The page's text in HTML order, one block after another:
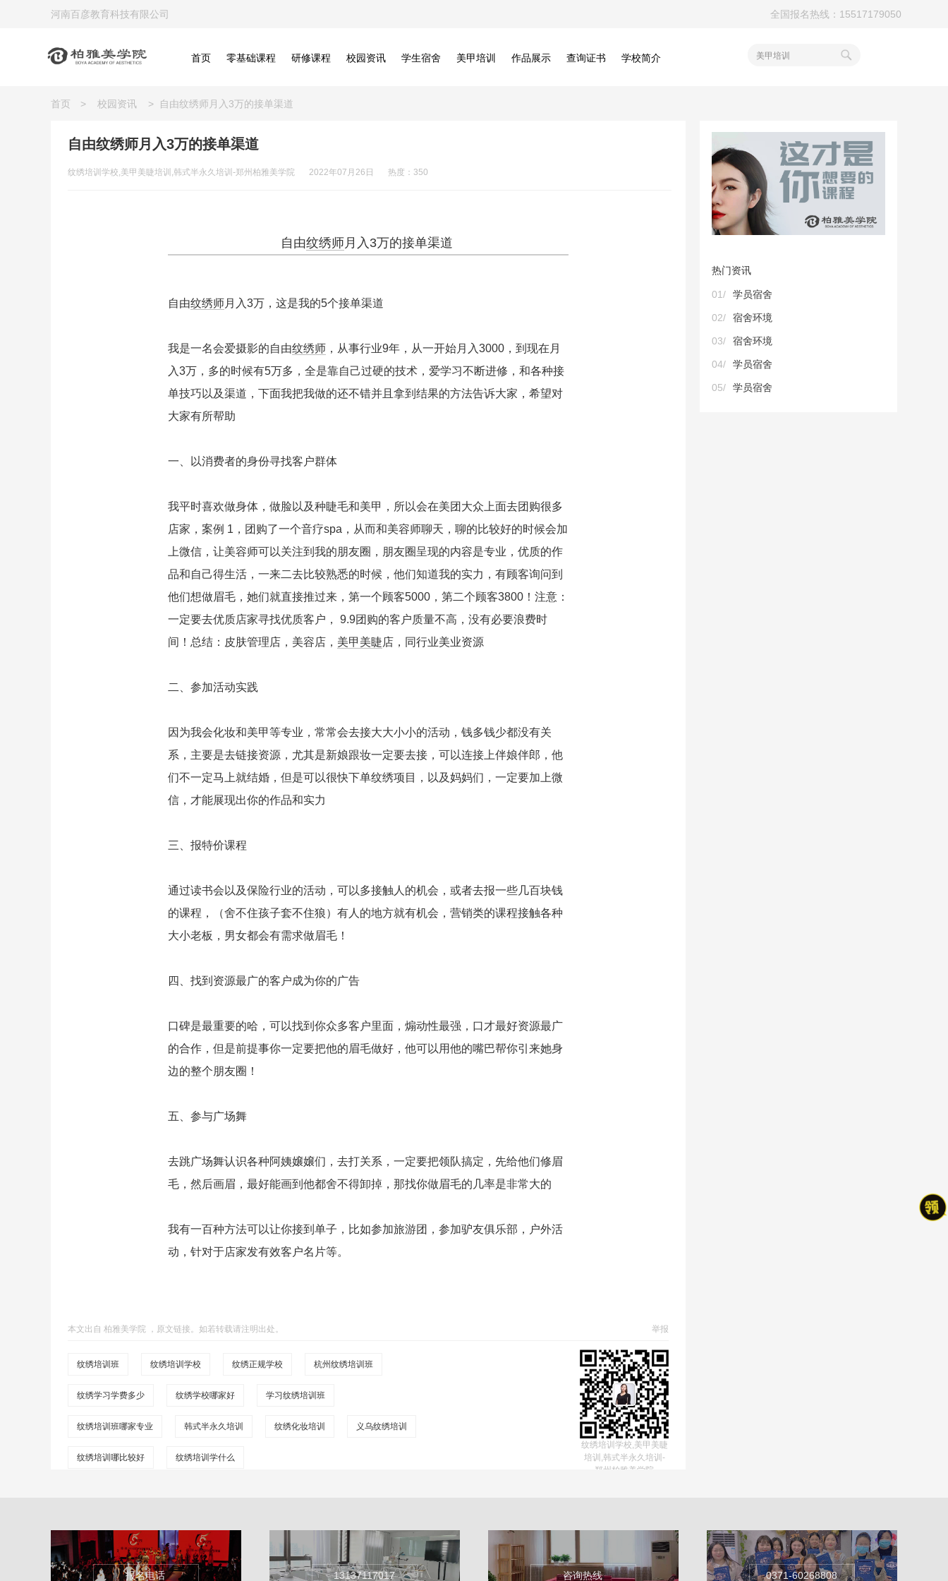
河南百彦教育科技有限公司 全国报名热线：15517179050
首页 零基础课程 研修课程 校园资讯 学生宿舍 美甲培训 作品展示 查询证书 学校简介 美甲培训
首页 > 校园资讯 > 自由纹绣师月入3万的接单渠道
自由纹绣师月入3万的接单渠道
纹绣培训学校,美甲美睫培训,韩式半永久培训-郑州柏雅美学院 2022年07月26日 热度：350
自由纹绣师 月入3万的接单渠道
自由纹绣师月入3万，这是我的5个接单渠道
我是一名会爱摄影的自由纹绣师 ，从事行业9年，从一开始月入3000，到现在月
入3万，多的时候有5万多，全是靠自己过硬的技术，爱学习不断进修，和各种接
单技巧以及渠道，下面我把我做的还不错并且拿到结果的方法告诉大家，希望对
大家有所帮助
一、以消费者的身份寻找客户群体
我平时喜欢做身体，做脸以及种睫毛和美甲，所以会在美团大众上面去团购很多
店家，案例 1，团购了一个音疗spa，从而和美容师聊天，聊的比较好的时候会加
上微信，让美容师可以关注到我的朋友圈，朋友圈呈现的内容是专业，优质的作
品和自己得生活，一来二去比较熟悉的时候，他们知道我的实力，有顾客询问到
他们想做眉毛，她们就直接推过来，第一个顾客5000，第二个顾客3800！注意：
一定要去优质店家寻找优质客户， 9.9团购的客户质量不高，没有必要浪费时
间！总结：皮肤管理店，美容店， 美甲美睫店，同行业美业资源
二、参加活动实践
因为我会化妆和美甲等专业，常常会去接大大小小的活动，钱多钱少都没有关
系，主要是去链接资源，尤其是新娘跟妆一定要去接，可以连接上伴娘伴郎，他
们不一定马上就结婚，但是可以很快下单纹绣项目，以及妈妈们，一定要加上微
信，才能展现出你的作品和实力
三、报特价课程
通过读书会以及保险行业的活动，可以多接触人的机会，或者去报一些几百块钱
的课程，（舍不住孩子套不住狼）有人的地方就有机会，营销类的课程接触各种
大小老板，男女都会有需求做眉毛！
四、找到资源最广的客户成为你的广告
口碑是最重要的哈，可以找到你众多客户里面，煽动性最强，口才最好资源最广
的合作，但是前提事你一定要把他的眉毛做好，他可以用他的嘴巴帮你引来她身
边的整个朋友圈！
五、参与广场舞
去跳广场舞认识各种阿姨嬢嬢们，去打关系，一定要把领队搞定，先给他们修眉
毛，然后画眉，最好能画到他都舍不得卸掉，那找你做眉毛的几率是非常大的
我有一百种方法可以让你接到单子，比如参加旅游团，参加驴友俱乐部，户外活
动，针对于店家发有效客户名片等。
本文出自 柏雅美学院 ， 原文链接。如若转载请注明出处。 举报
纹绣培训班 纹绣培训学校 纹绣正规学校 杭州纹绣培训班
纹绣学习学费多少 纹绣学校哪家好 学习纹绣培训班
纹绣培训班哪家专业 韩式半永久培训 纹绣化妆培训 义乌纹绣培训
纹绣培训哪比较好 纹绣培训学什么
纹绣培训学校,美甲美睫
培训,韩式半永久培训-
郑州柏雅美学院
热门资讯
01/ 学员宿舍
02/ 宿舍环境
03/ 宿舍环境
04/ 学员宿舍
05/ 学员宿舍
报名电话 13137117017 咨询热线 0371-60268808